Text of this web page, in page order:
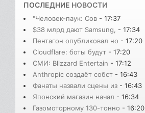
ПОСЛЕДНИЕ НОВОСТИ
"Человек-паук: Сов - 17:37
$38 млрд дают Samsung, - 17:34
Пентагон опубликовал но - 17:20
Cloudflare: боты будут - 17:20
СМИ: Blizzard Entertain - 17:12
Anthropic создаёт собст - 16:43
Фанаты назвали сцены из - 16:43
Японский магазин начал - 16:34
Газомоторному 130-тонно - 16:20